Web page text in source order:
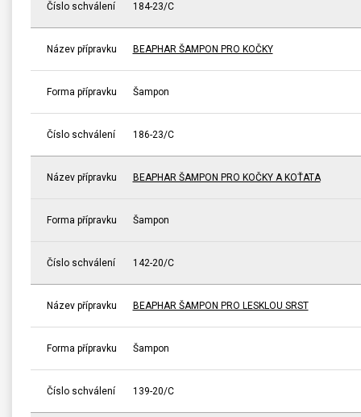
Číslo schválení 184-23/C
Název přípravku BEAPHAR ŠAMPON PRO KOČKY
Forma přípravku Šampon
Číslo schválení 186-23/C
Název přípravku BEAPHAR ŠAMPON PRO KOČKY A KOŤATA
Forma přípravku Šampon
Číslo schválení 142-20/C
Název přípravku BEAPHAR ŠAMPON PRO LESKLOU SRST
Forma přípravku Šampon
Číslo schválení 139-20/C